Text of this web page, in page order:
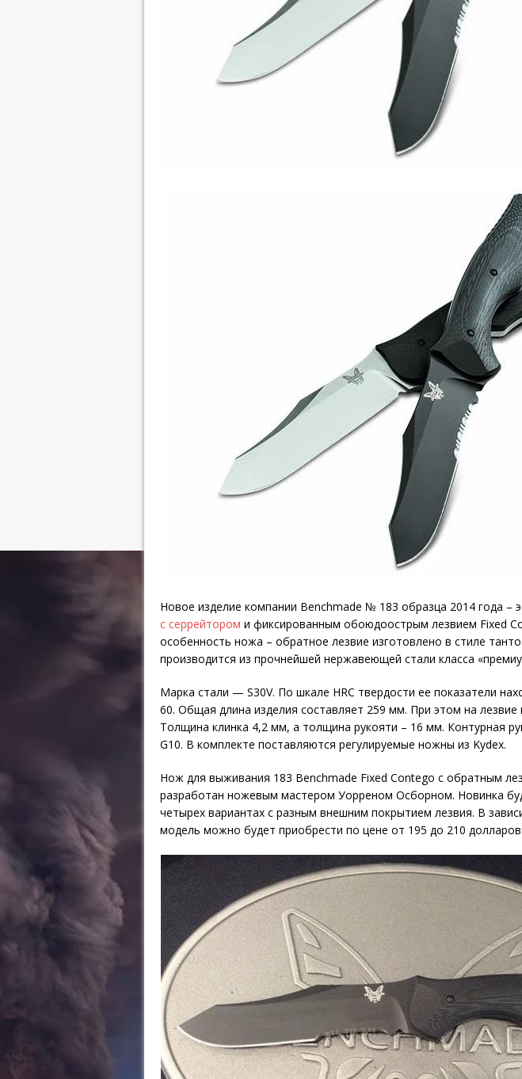
Новое изделие компании Benchmade № 183 образца 2014 года –
с серрейтором и фиксированным обоюдоострым лезвием Fixed
особенность ножа – обратное лезвие изготовлено в стиле
производится из прочнейшей нержавеющей стали класса
Марка стали — S30V. По шкале HRC твердости ее показатели
60. Общая длина изделия составляет 259 мм. При этом на лезвие
Толщина клинка 4,2 мм, а толщина рукояти – 16 мм. Контурная
G10. В комплекте поставляются регулируемые ножны из Kydex.
Нож для выживания 183 Benchmade Fixed Contego с обратным
разработан ножевым мастером Уорреном Осборном. Новинка
четырех вариантах с разным внешним покрытием лезвия. В
модель можно будет приобрести по цене от 195 до 210